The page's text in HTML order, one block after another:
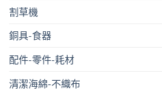
割草機
銅具-食器
配件-零件-耗材
清潔海綿-不織布